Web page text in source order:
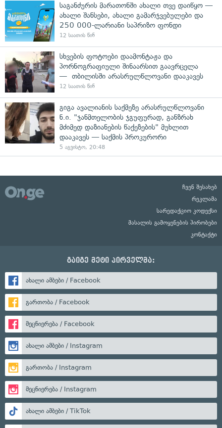
საგანძურის მარათონში ახალი თვე დაიწყო —
ახალი შანსები, ახალი გამარჯვებულები და
250 000-ლარიანი საპრიზო ფონდი
12 საათის წინ
სხვების ფოტოები დაამონტაჟა და
პორნოგრაფიული შინაარსით გაავრცელა
— თბილისში არასრულწლოვანი დააკავეს
12 საათის წინ
გიგა ავალიანის საქმეზე არასრულწლოვანი
ნ.ი. "ჯანმთელობის ჯგუფურად, განზრახ
მძიმედ დაზიანების წაქეზების" მუხლით
დააკავეს — საქმის პროკურორი
5 აგვისტო, 20:48
ჩვენ შესახებ
რეკლამა
სარედაქციო კოდექსი
მასალის გამოყენების პირობები
კონტაქტი
გაიგე მეტი პირველმა:
ახალი ამბები / Facebook
გართობა / Facebook
მეცნიერება / Facebook
ახალი ამბები / Instagram
გართობა / Instagram
მეცნიერება / Instagram
ახალი ამბები / TikTok